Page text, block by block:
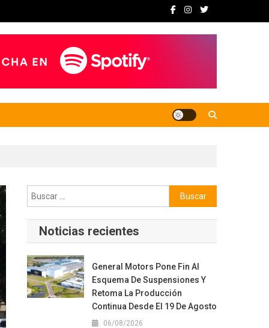
Buscar:
Noticias recientes
General Motors Pone Fin Al
Esquema De Suspensiones Y
Retoma La Producción
Continua Desde El 19 De Agosto
06/08/2026